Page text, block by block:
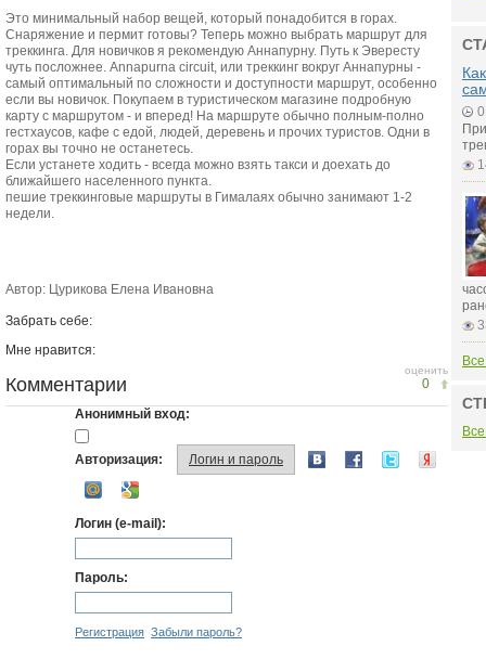
Это минимальный набор вещей, который понадобится в горах.
Снаряжение и пермит готовы? Теперь можно выбрать маршрут для
треккинга. Для новичков я рекомендую Аннапурну. Путь к Эвересту
чуть посложнее. Annapurna circuit, или треккинг вокруг Аннапурны -
самый оптимальный по сложности и доступности маршрут, особенно
если вы новичок. Покупаем в туристическом магазине подробную
карту с маршрутом - и вперед! На маршруте обычно полным-полно
гестхаусов, кафе с едой, людей, деревень и прочих туристов. Одни в
горах вы точно не останетесь.
Если устанете ходить - всегда можно взять такси и доехать до
ближайшего населенного пункта.
пешие треккинговые маршруты в Гималаях обычно занимают 1-2
недели.
Автор: Цурикова Елена Ивановна
Забрать себе:
Мне нравится:
оценить
0
Комментарии
Анонимный вход:
Авторизация: Логин и пароль
Логин (e-mail):
Пароль:
Регистрация Забыли пароль?